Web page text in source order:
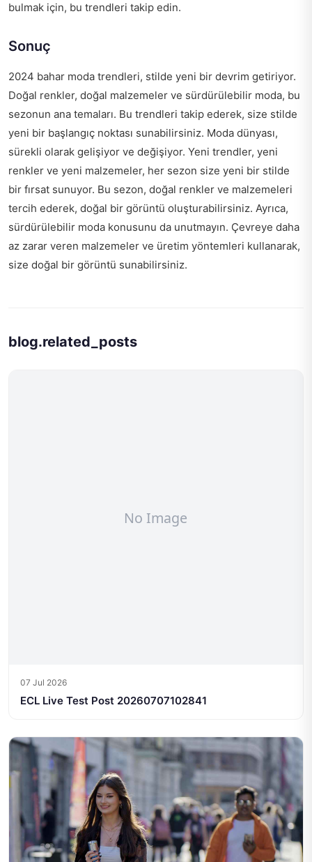
bulmak için, bu trendleri takip edin.
Sonuç
2024 bahar moda trendleri, stilde yeni bir devrim getiriyor.
Doğal renkler, doğal malzemeler ve sürdürülebilir moda, bu
sezonun ana temaları. Bu trendleri takip ederek, size stilde
yeni bir başlangıç noktası sunabilirsiniz. Moda dünyası,
sürekli olarak gelişiyor ve değişiyor. Yeni trendler, yeni
renkler ve yeni malzemeler, her sezon size yeni bir stilde
bir fırsat sunuyor. Bu sezon, doğal renkler ve malzemeleri
tercih ederek, doğal bir görüntü oluşturabilirsiniz. Ayrıca,
sürdürülebilir moda konusunu da unutmayın. Çevreye daha
az zarar veren malzemeler ve üretim yöntemleri kullanarak,
size doğal bir görüntü sunabilirsiniz.
blog.related_posts
07 Jul 2026
ECL Live Test Post 20260707102841